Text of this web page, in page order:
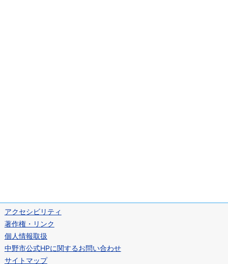
アクセシビリティ
著作権・リンク
個人情報取扱
中野市公式HPに関するお問い合わせ
サイトマップ